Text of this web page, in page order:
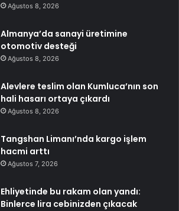
Ağustos 8, 2026
Almanya’da sanayi üretimine
otomotiv desteği
Ağustos 8, 2026
Alevlere teslim olan Kumluca’nın son
hali hasarı ortaya çıkardı
Ağustos 8, 2026
Tangshan Limanı’nda kargo işlem
hacmi arttı
Ağustos 7, 2026
Ehliyetinde bu rakam olan yandı:
Binlerce lira cebinizden çıkacak